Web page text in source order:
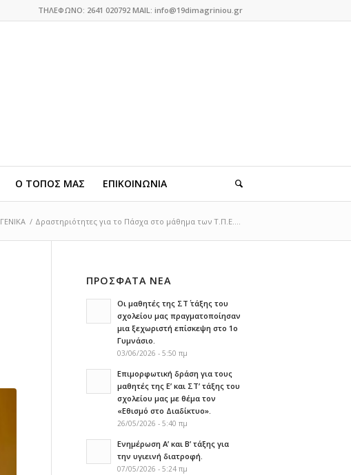
ΤΗΛΕΦΩΝΟ: 2641 020792 MAIL: info@19dimagriniou.gr
Ο ΤΟΠΟΣ ΜΑΣ ΕΠΙΚΟΙΝΩΝΙΑ
ΓΕΝΙΚΑ / Δραστηριότητες για το Πάσχα στο μάθημα των Τ.Π.Ε....
ΠΡΟΣΦΑΤΑ ΝΕΑ
Οι μαθητές της ΣΤ΄ τάξης του
σχολείου μας πραγματοποίησαν
μια ξεχωριστή επίσκεψη στο 1ο
Γυμνάσιο.
03/06/2026 - 5:50 πμ
Επιμορφωτική δράση για τους
μαθητές της Ε’ και ΣΤ’ τάξης του
σχολείου μας με θέμα τον
«Εθισμό στο Διαδίκτυο».
26/05/2026 - 5:40 πμ
Ενημέρωση Α’ και Β’ τάξης για
την υγιεινή διατροφή.
07/05/2026 - 5:24 πμ